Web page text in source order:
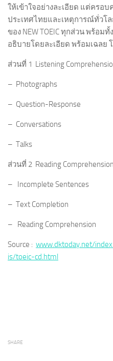
ให้เข้าใจอย่างละเอียด แต่ครอ
ประเทศไทยและเหตุการณ์ทั่วโ
ของ NEW TOEIC ทุกส่วน พร้อ
อธิบายโดยละเอียด พร้อมเฉลย
ส่วนที่ 1 Listening
– Photographs
– Question-Response
– Conversations
– Talks
ส่วนที่ 2 Reading Comprehension
– Incomplete Sentences
– Text Completion
– Reading Comprehension
Source : www.dktoday.net/
is/toeic-cd.html
SHARE